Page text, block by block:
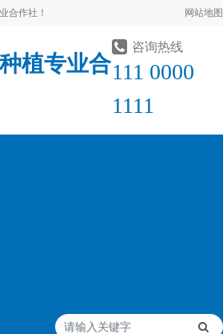
合作社！ 网站地图
植专业合
咨询热线
111 0000
1111